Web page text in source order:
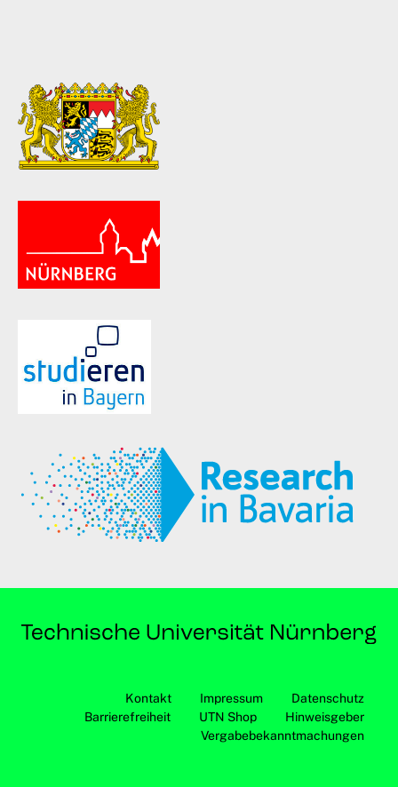
Kontakt Impressum
Datenschutz
Barrierefreiheit
UTN Shop
Hinweisgeber
Vergabebekanntmachungen